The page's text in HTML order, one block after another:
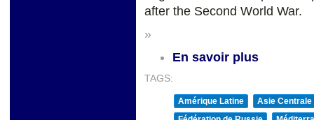
after the Second World War.
»
En savoir plus
TAGS:
Amérique Latine
Asie Centrale